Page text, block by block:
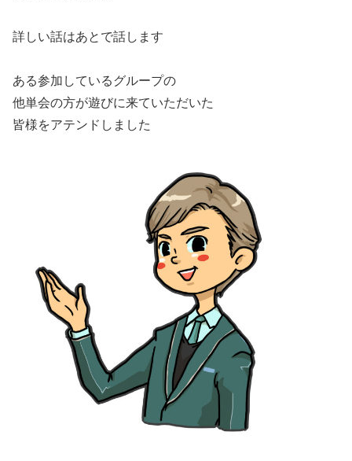
詳しい話はあとで話します
ある参加しているグループの
他単会の方が遊びに来ていただいた
皆様をアテンドしました